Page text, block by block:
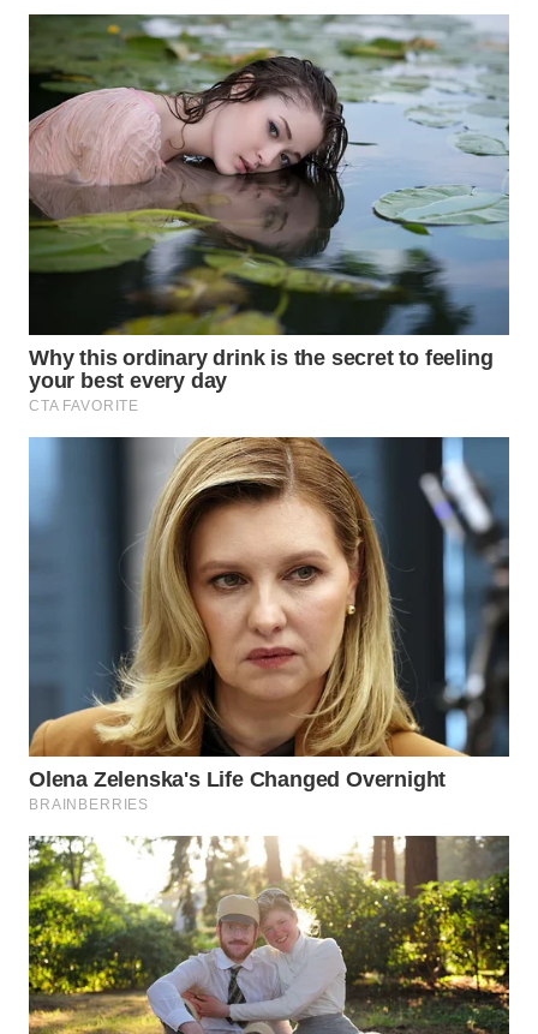
WN
SEMARANG
WN
SOLO
WN
BOROBUDUR
WN
SURABAYA
NATUNA
WN
MANDALIKA
WN
LIKUPANG
WN
LABUANBAJO
WN
BORNEO
Wahana